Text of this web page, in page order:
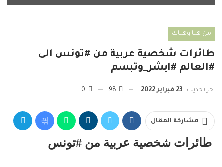
من هنا وهناك
طائرات شخصية عربية من #تونس الى
#العالم #ابشر_وتبسم
آخر تحديث: 23 فبراير 2022
مشاركة المقال
طائرات شخصية عربية من #تونس